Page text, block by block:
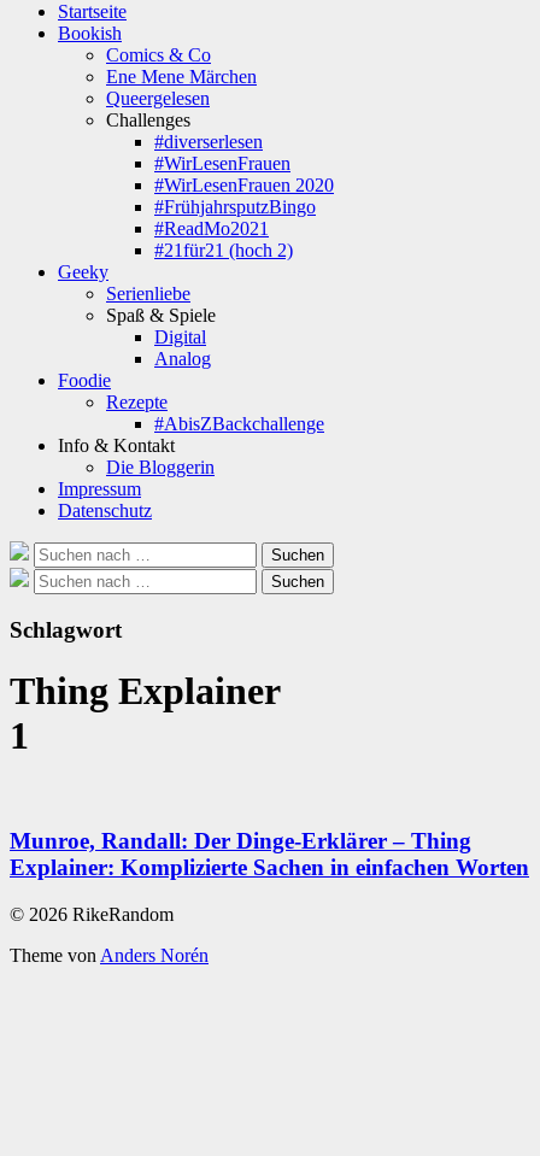
Startseite
Bookish
Comics & Co
Ene Mene Märchen
Queergelesen
Challenges
#diverserlesen
#WirLesenFrauen
#WirLesenFrauen 2020
#FrühjahrsputzBingo
#ReadMo2021
#21für21 (hoch 2)
Geeky
Serienliebe
Spaß & Spiele
Digital
Analog
Foodie
Rezepte
#AbisZBackchallenge
Info & Kontakt
Die Bloggerin
Impressum
Datenschutz
Suche
nach:
Suchen
Suche
nach:
Suchen
Schlagwort
Thing Explainer
1
Munroe, Randall: Der Dinge-Erklärer – Thing
Explainer: Komplizierte Sachen in einfachen Worten
© 2026 RikeRandom
Theme von Anders Norén